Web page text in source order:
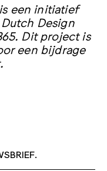
een initiatief
Design
Dit project is
een bijdrage